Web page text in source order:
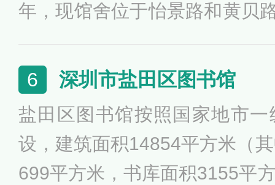
年，现馆舍位于怡景路和黄贝
9年被国家文化部授予“国家县
005年、2010年和2013年被国
（市）级一级图书馆”称号。
6 深圳市盐田区图书馆
盐田区图书馆按照国家地市
设，建筑面积14854平方米（
699平方米，书库面积3155平